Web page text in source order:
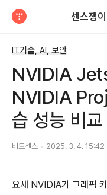
센스쟁
IT기술, AI, 보안
NVIDIA
NVIDIA
습 성능 비교
비트센스 2025. 3. 4. 15:42
요새 NVIDIA가 그래픽